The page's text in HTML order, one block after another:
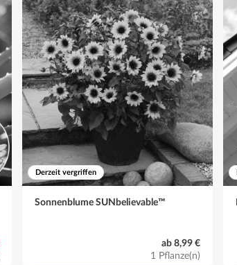
Derzeit vergriffen
Sonnenblume SUNbelievable™
ab 8,99 €
1 Pflanze(n)